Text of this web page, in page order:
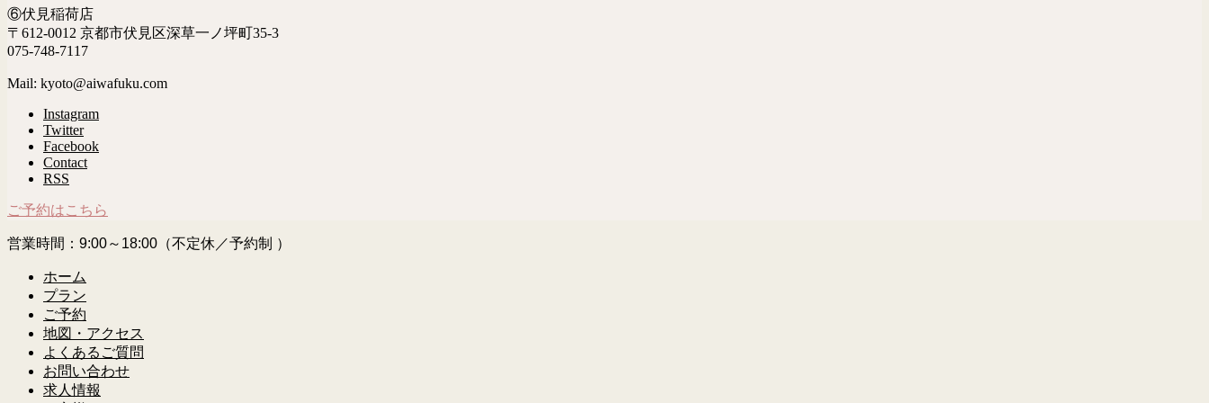
⑥伏見稲荷店
〒612-0012 京都市伏見区深草一ノ坪町35-3
075-748-7117
Mail: kyoto@aiwafuku.com
Instagram
Twitter
Facebook
Contact
RSS
ご予約はこちら
営業時間：9:00～18:00（不定休／予約制 ）
ホーム
プラン
ご予約
地図・アクセス
よくあるご質問
お問い合わせ
求人情報